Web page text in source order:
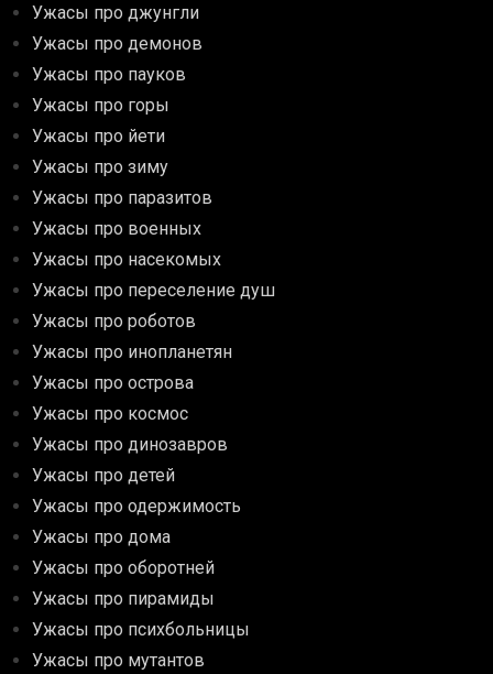
Ужасы про джунгли
Ужасы про демонов
Ужасы про пауков
Ужасы про горы
Ужасы про йети
Ужасы про зиму
Ужасы про паразитов
Ужасы про военных
Ужасы про насекомых
Ужасы про переселение душ
Ужасы про роботов
Ужасы про инопланетян
Ужасы про острова
Ужасы про космос
Ужасы про динозавров
Ужасы про детей
Ужасы про одержимость
Ужасы про дома
Ужасы про оборотней
Ужасы про пирамиды
Ужасы про психбольницы
Ужасы про мутантов